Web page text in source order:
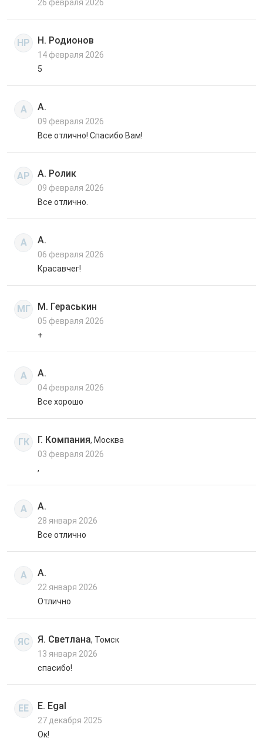
26 февраля 2026
НР Н. Родионов
14 февраля 2026
5
А А.
09 февраля 2026
Все отлично! Спасибо Вам!
АР А. Ролик
09 февраля 2026
Все отлично.
А А.
06 февраля 2026
Красавчег!
МГ М. Гераськин
05 февраля 2026
+
А А.
04 февраля 2026
Все хорошо
ГК Г. Компания, Москва
03 февраля 2026
,
А А.
28 января 2026
Все отлично
А А.
22 января 2026
Отлично
ЯС Я. Светлана, Томск
13 января 2026
спасибо!
EE E. Egal
27 декабря 2025
Ок!